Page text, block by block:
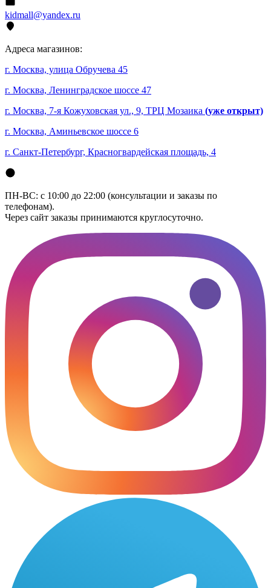
kidmall@yandex.ru
Адреса магазинов:
г. Москва, улица Обручева 45
г. Москва, Ленинградское шоссе 47
г. Москва, 7-я Кожуховская ул., 9, ТРЦ Мозаика (уже открыт)
г. Москва, Аминьевское шоссе 6
г. Санкт-Петербург, Красногвардейская площадь, 4
ПН-ВС: с 10:00 до 22:00 (консультации и заказы по
телефонам).
Через сайт заказы принимаются круглосуточно.